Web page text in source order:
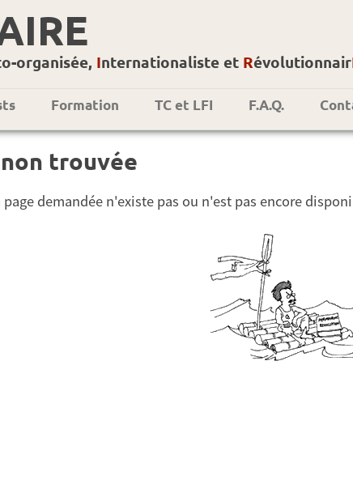
organisée, Internationaliste et Révolutionnair
Formation TC et LFI F.A.Q.
trouvée
page demandée n'existe pas ou n'est pas encore